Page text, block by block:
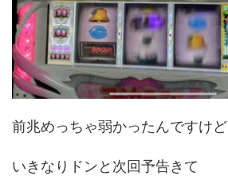
前兆めっちゃ弱かったんですけど
いきなりドンと次回予告きて